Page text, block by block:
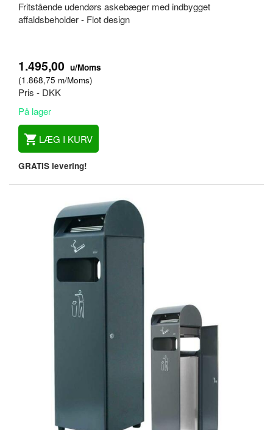
Fritstående udendørs askebæger med indbygget
affaldsbeholder - Flot design
1.495,00 u/Moms
(1.868,75 m/Moms)
Pris - DKK
På lager
LÆG I KURV
GRATIS levering!